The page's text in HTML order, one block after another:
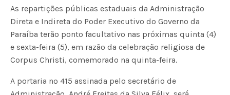
As repartições públicas estaduais da Administração
Direta e Indireta do Poder Executivo do Governo da
Paraíba terão ponto facultativo nas próximas quinta (4)
e sexta-feira (5), em razão da celebração religiosa de
Corpus Christi, comemorado na quinta-feira.
A portaria nº 415 assinada pelo secretário de